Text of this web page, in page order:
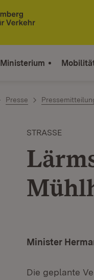
Ministerium
Presse
STRASSE
Minister
Die geplante